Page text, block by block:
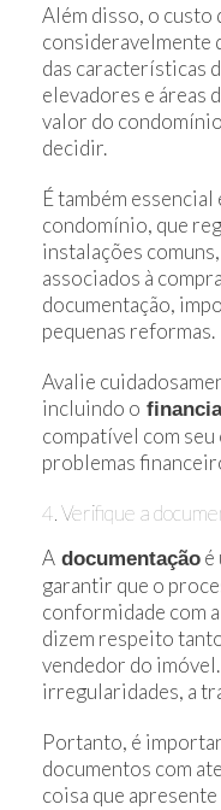
Além disso, o custo
consideravelmente
das características
elevadores e áreas
valor do
decidir.
É também
condomínio, que
instalações
associados à
documentação,
pequenas reformas.
Avalie
incluindo o
compatível com
problemas
4. Verifique a
A documentação é
garantir que o
conformidade com
dizem respeito
vendedor do
irregularidades, a
Portanto, é
documentos com
coisa que